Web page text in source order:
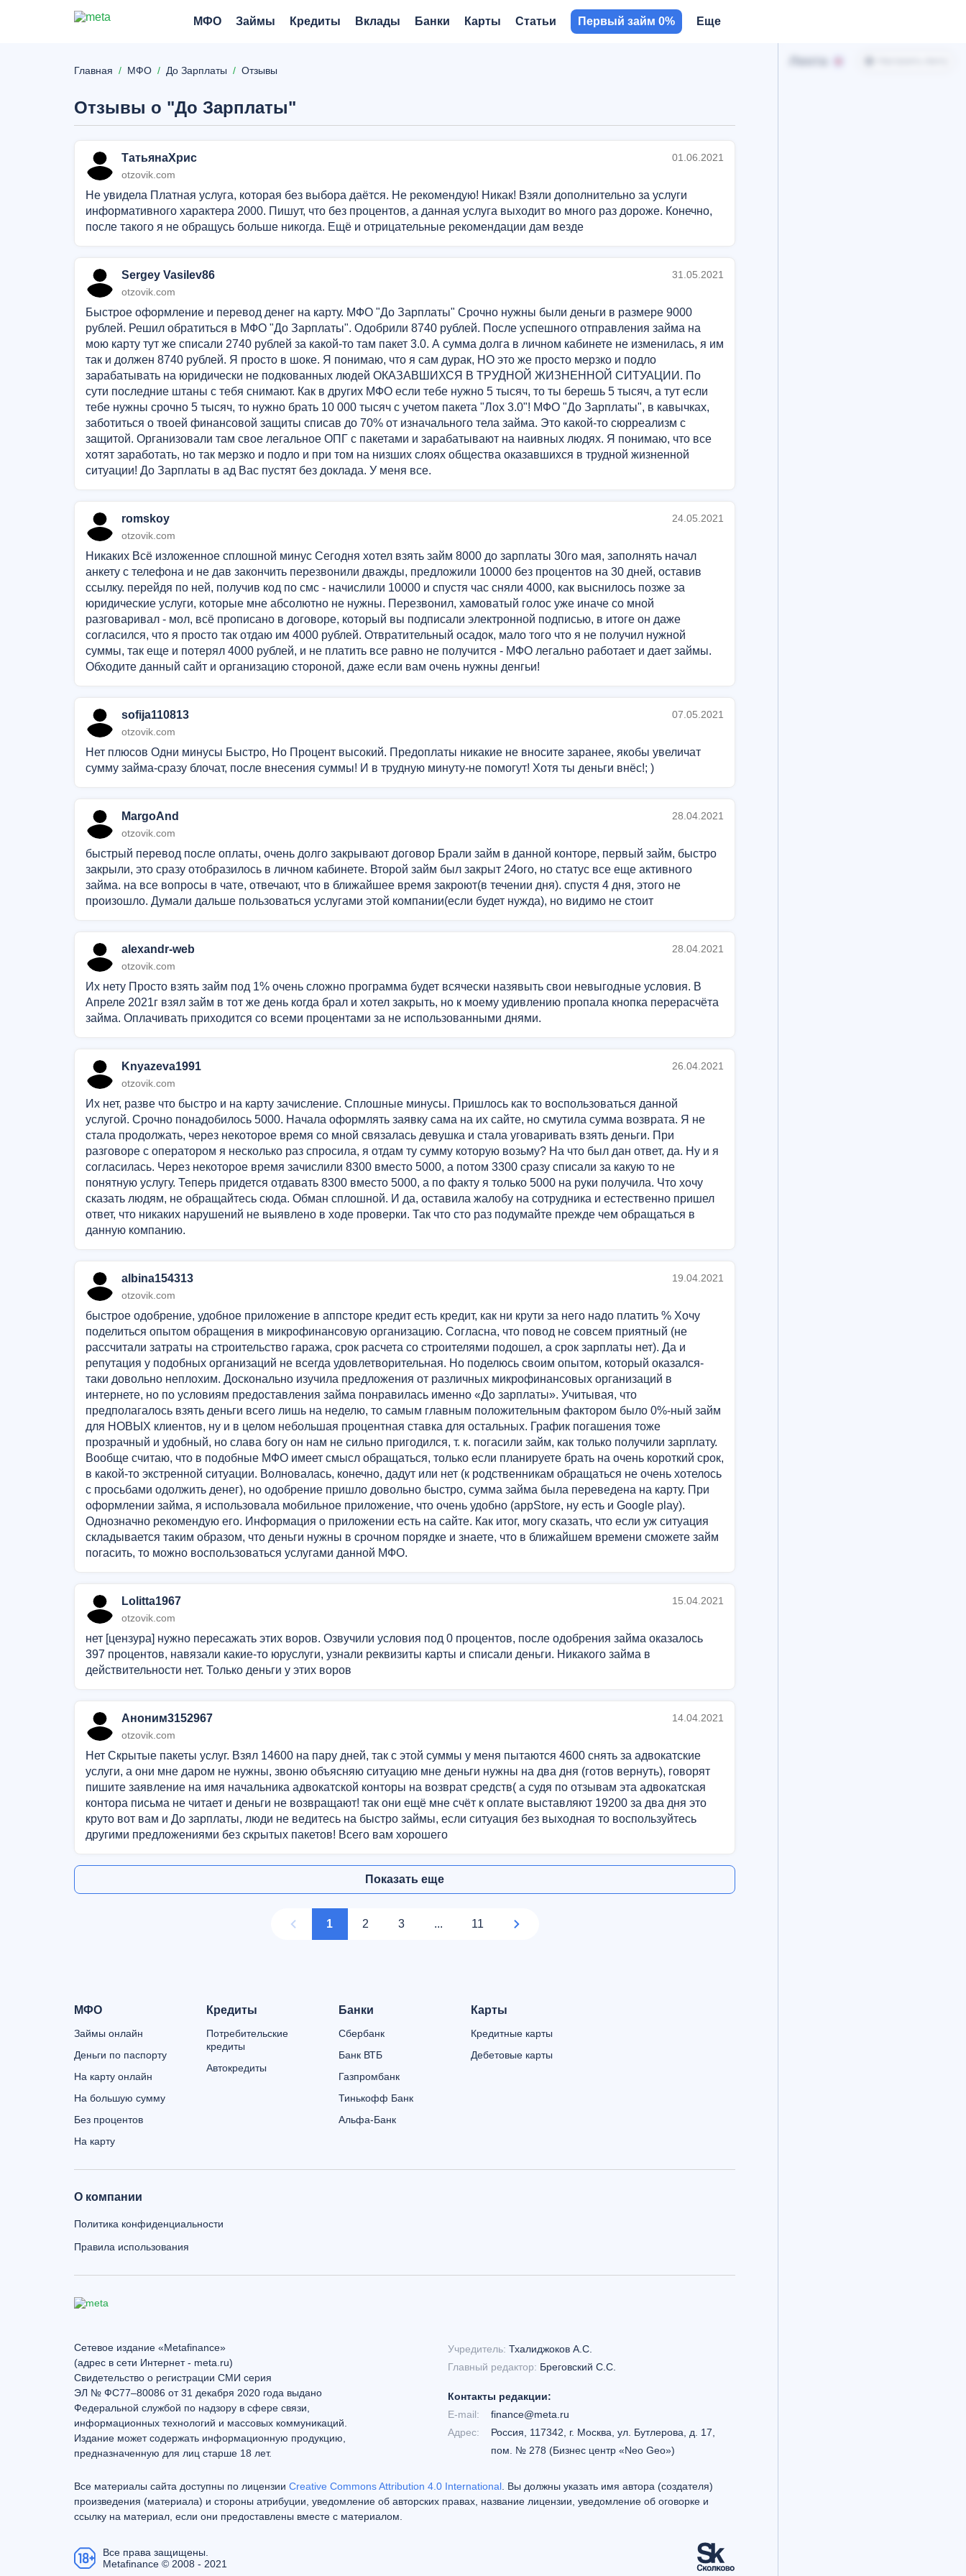
МФО Займы Кредиты Вклады Банки Карты Статьи Первый займ 0% Еще
Главная МФО До Зарплаты Отзывы
Отзывы о "До Зарплаты"
ТатьянаХрис
otzovik.com
01.06.2021
Не увидела Платная услуга, которая без выбора даётся. Не рекомендую! Никак! Взяли дополнительно за услуги
информативного характера 2000. Пишут, что без процентов, а данная услуга выходит во много раз дороже. Конечно,
после такого я не обращусь больше никогда. Ещё и отрицательные рекомендации дам везде
Sergey Vasilev86
otzovik.com
31.05.2021
Быстрое оформление и перевод денег на карту. МФО "До Зарплаты" Срочно нужны были деньги в размере 9000
рублей. Решил обратиться в МФО "До Зарплаты". Одобрили 8740 рублей. После успешного отправления займа на
мою карту тут же списали 2740 рублей за какой-то там пакет 3.0. А сумма долга в личном кабинете не изменилась, я им
так и должен 8740 рублей. Я просто в шоке. Я понимаю, что я сам дурак, НО это же просто мерзко и подло
зарабатывать на юридически не подкованных людей ОКАЗАВШИХСЯ В ТРУДНОЙ ЖИЗНЕННОЙ СИТУАЦИИ. По
сути последние штаны с тебя снимают. Как в других МФО если тебе нужно 5 тысяч, то ты берешь 5 тысяч, а тут если
тебе нужны срочно 5 тысяч, то нужно брать 10 000 тысяч с учетом пакета "Лох 3.0"! МФО "До Зарплаты", в кавычках,
заботиться о твоей финансовой защиты списав до 70% от изначального тела займа. Это какой-то сюрреализм с
защитой. Организовали там свое легальное ОПГ с пакетами и зарабатывают на наивных людях. Я понимаю, что все
хотят заработать, но так мерзко и подло и при том на низших слоях общества оказавшихся в трудной жизненной
ситуации! До Зарплаты в ад Вас пустят без доклада. У меня все.
romskoy
otzovik.com
24.05.2021
Никаких Всё изложенное сплошной минус Сегодня хотел взять займ 8000 до зарплаты 30го мая, заполнять начал
анкету с телефона и не дав закончить перезвонили дважды, предложили 10000 без процентов на 30 дней, оставив
ссылку. перейдя по ней, получив код по смс - начислили 10000 и спустя час сняли 4000, как выснилось позже за
юридические услуги, которые мне абсолютно не нужны. Перезвонил, хамоватый голос уже иначе со мной
разговаривал - мол, всё прописано в договоре, который вы подписали электронной подписью, в итоге он даже
согласился, что я просто так отдаю им 4000 рублей. Отвратительный осадок, мало того что я не получил нужной
суммы, так еще и потерял 4000 рублей, и не платить все равно не получится - МФО легально работает и дает займы.
Обходите данный сайт и организацию стороной, даже если вам очень нужны денгьи!
sofija110813
otzovik.com
07.05.2021
Нет плюсов Одни минусы Быстро, Но Процент высокий. Предоплаты никакие не вносите заранее, якобы увеличат
сумму займа-сразу блочат, после внесения суммы! И в трудную минуту-не помогут! Хотя ты деньги внёс!; )
MargoAnd
otzovik.com
28.04.2021
быстрый перевод после оплаты, очень долго закрывают договор Брали займ в данной конторе, первый займ, быстро
закрыли, это сразу отобразилось в личном кабинете. Второй займ был закрыт 24ого, но статус все еще активного
займа. на все вопросы в чате, отвечают, что в ближайшее время закроют(в течении дня). спустя 4 дня, этого не
произошло. Думали дальше пользоваться услугами этой компании(если будет нужда), но видимо не стоит
alexandr-web
otzovik.com
28.04.2021
Их нету Просто взять займ под 1% очень сложно программа будет всячески назявыть свои невыгодные условия. В
Апреле 2021г взял займ в тот же день когда брал и хотел закрыть, но к моему удивлению пропала кнопка перерасчёта
займа. Оплачивать приходится со всеми процентами за не использованными днями.
Knyazeva1991
otzovik.com
26.04.2021
Их нет, разве что быстро и на карту зачисление. Сплошные минусы. Пришлось как то воспользоваться данной
услугой. Срочно понадобилось 5000. Начала оформлять заявку сама на их сайте, но смутила сумма возврата. Я не
стала продолжать, через некоторое время со мной связалась девушка и стала уговаривать взять деньги. При
разговоре с оператором я несколько раз спросила, я отдам ту сумму которую возьму? На что был дан ответ, да. Ну и я
согласилась. Через некоторое время зачислили 8300 вместо 5000, а потом 3300 сразу списали за какую то не
понятную услугу. Теперь придется отдавать 8300 вместо 5000, а по факту я только 5000 на руки получила. Что хочу
сказать людям, не обращайтесь сюда. Обман сплошной. И да, оставила жалобу на сотрудника и естественно пришел
ответ, что никаких нарушений не выявлено в ходе проверки. Так что сто раз подумайте прежде чем обращаться в
данную компанию.
albina154313
otzovik.com
19.04.2021
быстрое одобрение, удобное приложение в аппсторе кредит есть кредит, как ни крути за него надо платить % Хочу
поделиться опытом обращения в микрофинансовую организацию. Согласна, что повод не совсем приятный (не
рассчитали затраты на строительство гаража, срок расчета со строителями подошел, а срок зарплаты нет). Да и
репутация у подобных организаций не всегда удовлетворительная. Но поделюсь своим опытом, который оказался-
таки довольно неплохим. Досконально изучила предложения от различных микрофинансовых организаций в
интернете, но по условиям предоставления займа понравилась именно «До зарплаты». Учитывая, что
предполагалось взять деньги всего лишь на неделю, то самым главным положительным фактором было 0%-ный займ
для НОВЫХ клиентов, ну и в целом небольшая процентная ставка для остальных. График погашения тоже
прозрачный и удобный, но слава богу он нам не сильно пригодился, т. к. погасили займ, как только получили зарплату.
Вообще считаю, что в подобные МФО имеет смысл обращаться, только если планируете брать на очень короткий срок,
в какой-то экстренной ситуации. Волновалась, конечно, дадут или нет (к родственникам обращаться не очень хотелось
с просьбами одолжить денег), но одобрение пришло довольно быстро, сумма займа была переведена на карту. При
оформлении займа, я использовала мобильное приложение, что очень удобно (appStore, ну есть и Google play).
Однозначно рекомендую его. Информация о приложении есть на сайте. Как итог, могу сказать, что если уж ситуация
складывается таким образом, что деньги нужны в срочном порядке и знаете, что в ближайшем времени сможете займ
погасить, то можно воспользоваться услугами данной МФО.
Lolitta1967
otzovik.com
15.04.2021
нет [цензура] нужно пересажать этих воров. Озвучили условия под 0 процентов, после одобрения займа оказалось
397 процентов, навязали какие-то юруслуги, узнали реквизиты карты и списали деньги. Никакого займа в
действительности нет. Только деньги у этих воров
Аноним3152967
otzovik.com
14.04.2021
Нет Скрытые пакеты услуг. Взял 14600 на пару дней, так с этой суммы у меня пытаются 4600 снять за адвокатские
услуги, а они мне даром не нужны, звоню объясняю ситуацию мне деньги нужны на два дня (готов вернуть), говорят
пишите заявление на имя начальника адвокатской конторы на возврат средств( а судя по отзывам эта адвокатская
контора письма не читает и деньги не возвращают! так они ещё мне счёт к оплате выставляют 19200 за два дня это
круто вот вам и До зарплаты, люди не ведитесь на быстро займы, если ситуация без выходная то воспользуйтесь
другими предложениями без скрытых пакетов! Всего вам хорошего
Показать еще
1 2 3 ... 11
МФО
Займы онлайн
Деньги по паспорту
На карту онлайн
На большую сумму
Без процентов
На карту
Кредиты
Потребительские
кредиты
Автокредиты
Банки
Сбербанк
Банк ВТБ
Газпромбанк
Тинькофф Банк
Альфа-Банк
Карты
Кредитные карты
Дебетовые карты
О компании
Политика конфиденциальности
Правила использования
Сетевое издание «Metafinance»
(адрес в сети Интернет - meta.ru)
Свидетельство о регистрации СМИ серия
ЭЛ № ФС77–80086 от 31 декабря 2020 года выдано
Федеральной службой по надзору в сфере связи,
информационных технологий и массовых коммуникаций.
Издание может содержать информационную продукцию,
предназначенную для лиц старше 18 лет.
Учредитель: Тхалиджоков А.С.
Главный редактор: Бреговский С.С.
Контакты редакции:
E-mail:
finance@meta.ru
Адрес:
Россия, 117342, г. Москва, ул. Бутлерова, д. 17,
пом. № 278 (Бизнес центр «Neo Geo»)
Все материалы сайта доступны по лицензии Creative Commons Attribution 4.0 International . Вы должны указать имя автора (создателя)
произведения (материала) и стороны атрибуции, уведомление об авторских правах, название лицензии, уведомление об оговорке и
ссылку на материал, если они предоставлены вместе с материалом.
Все права защищены.
Metafinance © 2008 - 2021
Лента